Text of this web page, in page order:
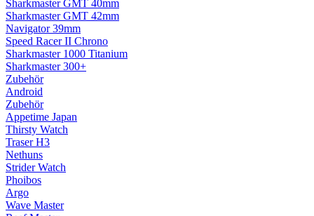
Sharkmaster GMT 40mm
Sharkmaster GMT 42mm
Navigator 39mm
Speed Racer II Chrono
Sharkmaster 1000 Titanium
Sharkmaster 300+
Zubehör
Android
Zubehör
Appetime Japan
Thirsty Watch
Traser H3
Nethuns
Strider Watch
Phoibos
Argo
Wave Master